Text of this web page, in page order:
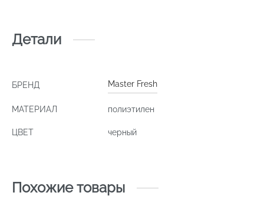
Детали
БРЕНД Master Fresh
МАТЕРИАЛ полиэтилен
ЦВЕТ черный
Похожие товары